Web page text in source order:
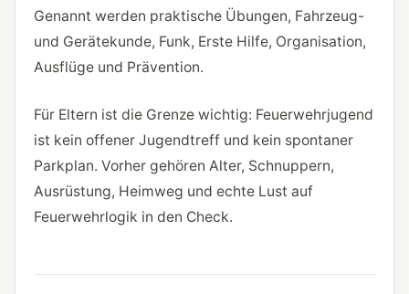
Genannt werden praktische Übungen, Fahrzeug-
und Gerätekunde, Funk, Erste Hilfe, Organisation,
Ausflüge und Prävention.
Für Eltern ist die Grenze wichtig: Feuerwehrjugend
ist kein offener Jugendtreff und kein spontaner
Parkplan. Vorher gehören Alter, Schnuppern,
Ausrüstung, Heimweg und echte Lust auf
Feuerwehrlogik in den Check.